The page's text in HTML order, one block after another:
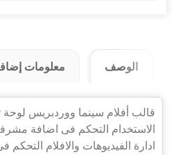
الوصف معلومات
قالب أفلام سينما ووردبريس
الاستخدام التحكم فى اضافة
ادارة الفيديوهات والافلام التحكم